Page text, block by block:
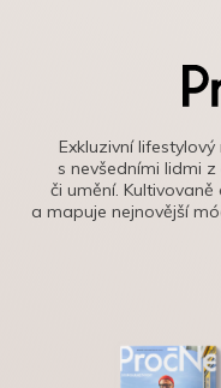
Exkluzivní
s nevšedními lidmi
či umění.
a mapuje nejnovější